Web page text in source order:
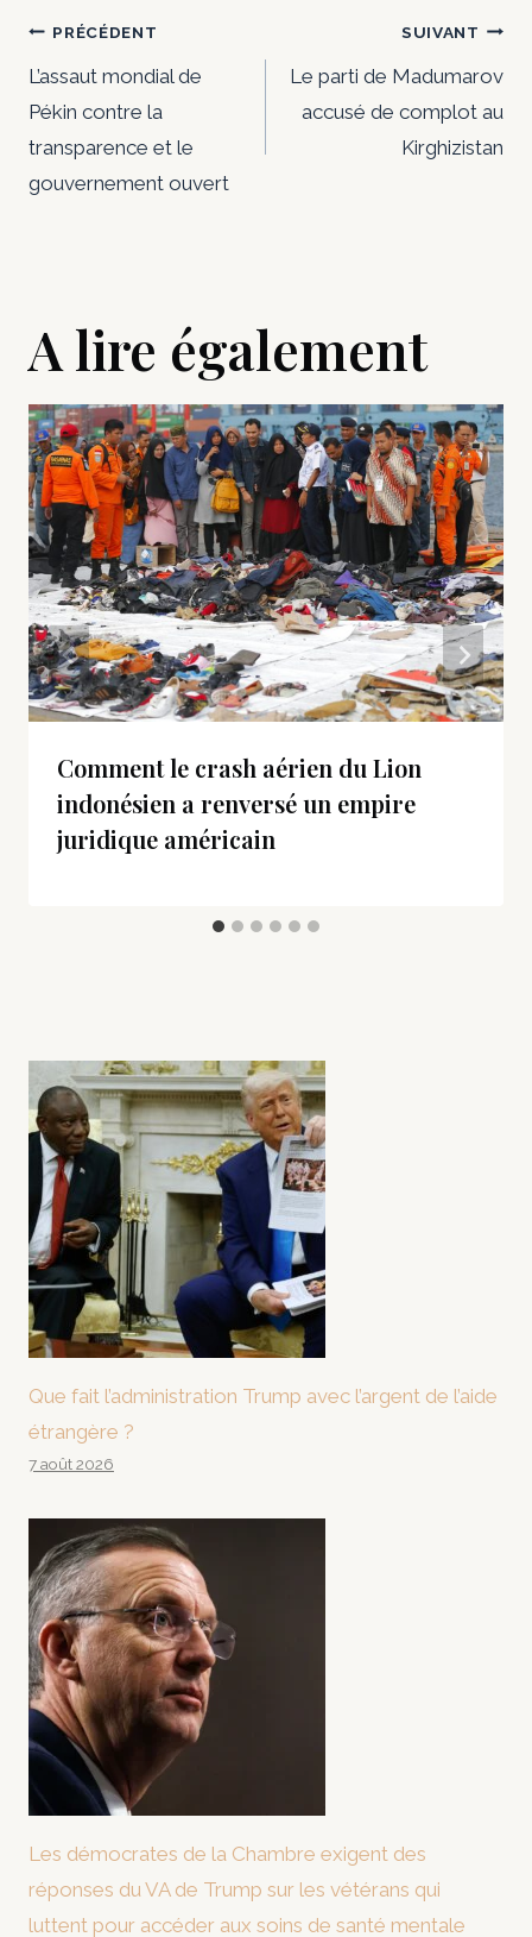
Navigation
de
l’article
PRÉCÉDENT
L’assaut mondial de
Pékin contre la
transparence et le
gouvernement ouvert
SUIVANT
Le parti de Madumarov
accusé de complot au
Kirghizistan
A lire également
Comment le crash aérien du Lion
indonésien a renversé un empire
juridique américain
Que fait l’administration Trump avec l’argent de l’aide
étrangère ?
7 août 2026
Les démocrates de la Chambre exigent des
réponses du VA de Trump sur les vétérans qui
luttent pour accéder aux soins de santé mentale